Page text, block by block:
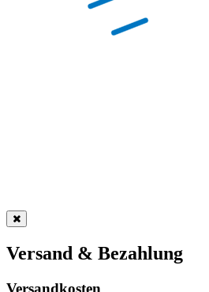
Versand & Bezahlung
Versandkosten